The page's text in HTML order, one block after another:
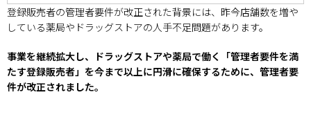
登録販売者の管理者要件が改正された背景には、昨今店舗数を増や
している薬局やドラッグストアの人手不足問題があります。
事業を継続拡大し、ドラッグストアや薬局で働く「管理者要件を満
たす登録販売者」を今まで以上に円滑に確保するために、管理者要
件が改正されました。